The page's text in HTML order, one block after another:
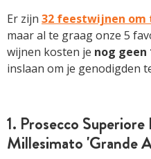
Er zijn 32 feestwijnen om
maar al te graag onze 5
wijnen kosten je nog geen
inslaan om je genodigden
1. Prosecco
Millesimato 'Grande